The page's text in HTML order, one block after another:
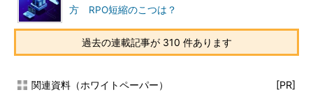
方 RPO短縮のこつは？
過去の連載記事が 310 件あります
関連資料（ホワイトペーパー） [PR]